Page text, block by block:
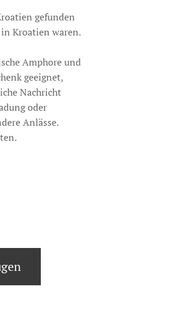
gefunden
Kroatien waren.
Amphore und
geeignet,
Nachricht
oder
Anlässe.